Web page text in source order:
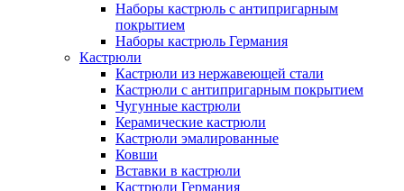
Наборы кастрюль с антипригарным
покрытием
Наборы кастрюль Германия
Кастрюли
Кастрюли из нержавеющей стали
Кастрюли с антипригарным покрытием
Чугунные кастрюли
Керамические кастрюли
Кастрюли эмалированные
Ковши
Вставки в кастрюли
Кастрюли Германия